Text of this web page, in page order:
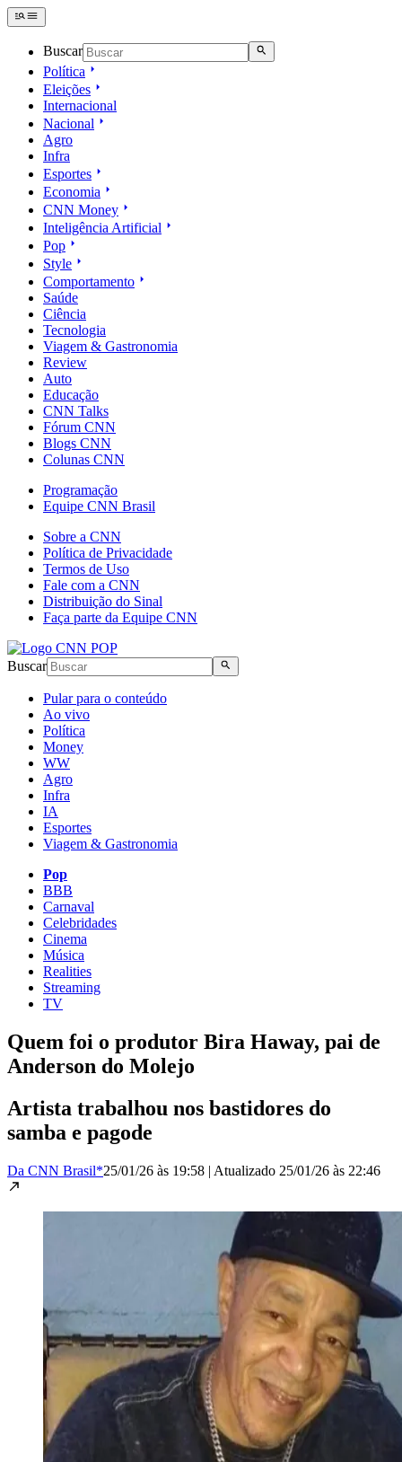
Buscar
Política
Eleições
Internacional
Nacional
Agro
Infra
Esportes
Economia
CNN Money
Inteligência Artificial
Pop
Style
Comportamento
Saúde
Ciência
Tecnologia
Viagem & Gastronomia
Review
Auto
Educação
CNN Talks
Fórum CNN
Blogs CNN
Colunas CNN
Programação
Equipe CNN Brasil
Sobre a CNN
Política de Privacidade
Termos de Uso
Fale com a CNN
Distribuição do Sinal
Faça parte da Equipe CNN
Buscar
Pular para o conteúdo
Ao vivo
Política
Money
WW
Agro
Infra
IA
Esportes
Viagem & Gastronomia
Pop
BBB
Carnaval
Celebridades
Cinema
Música
Realities
Streaming
TV
Quem foi o produtor Bira Haway, pai de
Anderson do Molejo
Artista trabalhou nos bastidores do
samba e pagode
Da CNN Brasil*25/01/26 às 19:58 | Atualizado 25/01/26 às 22:46